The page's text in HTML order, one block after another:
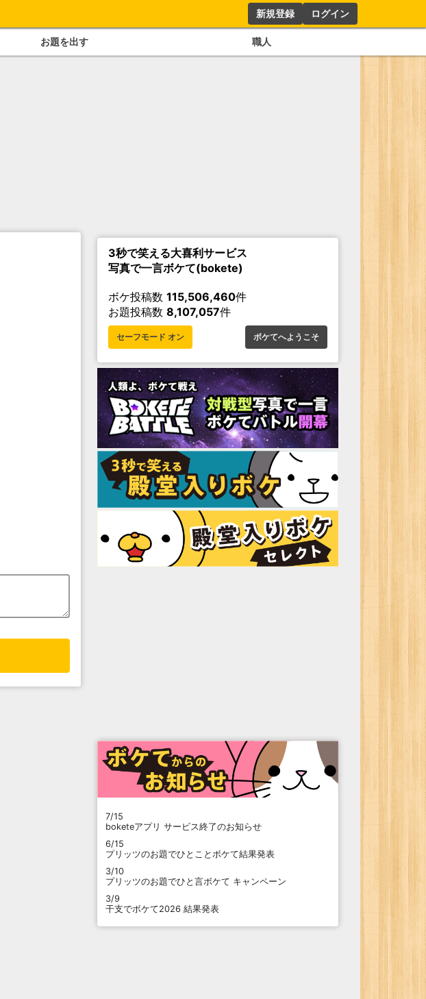
新規登録 ログイン
お題を出す 職人
3秒で笑える大喜利サービス
写真で一言ボケて(bokete)
ボケ投稿数 115,506,460件
お題投稿数 8,107,057件
セーフモード オン ボケてへようこそ
7/15
boketeアプリ サービス終了のお知らせ
6/15
プリッツのお題でひとことボケて結果発表
3/10
プリッツのお題でひと言ボケて キャンペーン
3/9
干支でボケて2026 結果発表